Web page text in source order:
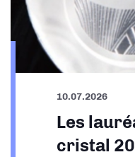
10.07.2026
Les
cristal